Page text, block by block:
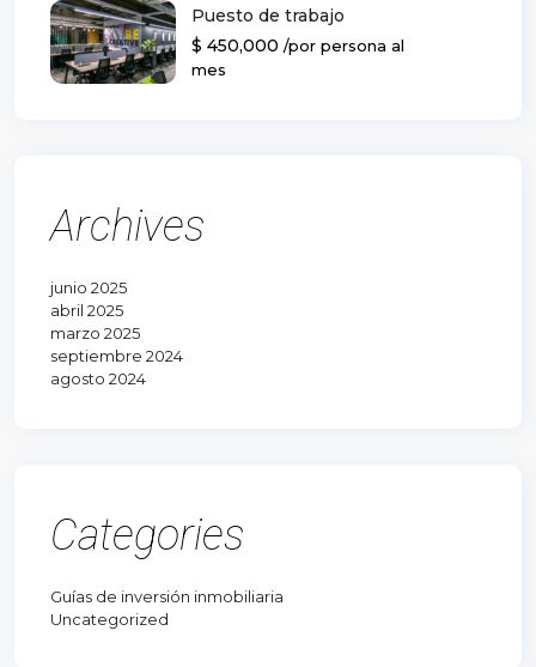
Puesto de trabajo
$ 450,000 /por persona al
mes
Archives
junio 2025
abril 2025
marzo 2025
septiembre 2024
agosto 2024
Categories
Guías de inversión inmobiliaria
Uncategorized